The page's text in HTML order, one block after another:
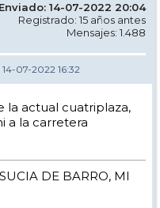
Enviado: 14-07-2022 20:04
Registrado: 15 años antes
Mensajes: 1.488
14-07-2022 16:32
la actual cuatriplaza,
a la carretera
DE BARRO, MI